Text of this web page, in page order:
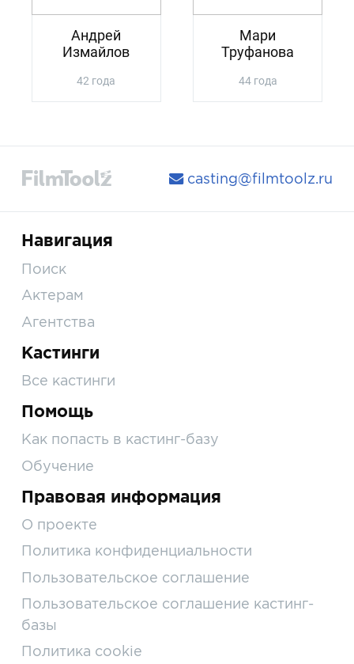
Андрей
Измайлов
42 года
Мари
Труфанова
44 года
casting@filmtoolz.ru
Навигация
Поиск
Актерам
Агентства
Кастинги
Все кастинги
Помощь
Как попасть в кастинг-базу
Обучение
Правовая информация
О проекте
Политика конфиденциальности
Пользовательское соглашение
Пользовательское соглашение кастинг-
базы
Политика cookie